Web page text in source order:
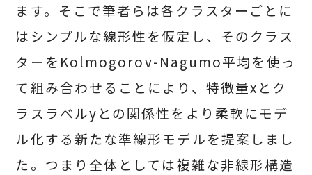
ます。そこで筆者らは各クラスターごとに
はシンプルな線形性を仮定し、そのクラス
ターをKolmogorov-Nagumo平均を使っ
て組み合わせることにより、特徴量xとク
ラスラベルyとの関係性をより柔軟にモデ
ル化する新たな準線形モデルを提案しまし
た。つまり全体としては複雑な非線形構造